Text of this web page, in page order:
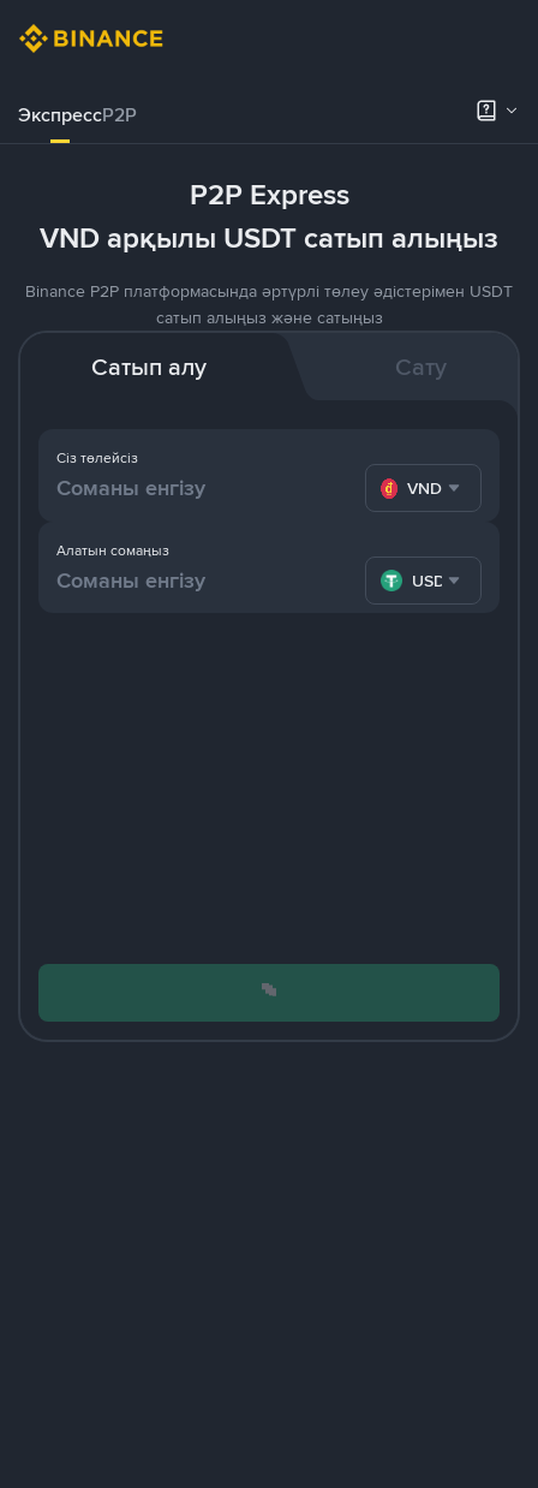
ЭкспрессP2P
P2P Express
VND арқылы USDT сатып алыңыз
Binance P2P платформасында әртүрлі төлеу әдістерімен USDT
сатып алыңыз және сатыңыз
Сатып алу Сату
Сіз төлейсіз
VND
Алатын сомаңыз
USDT